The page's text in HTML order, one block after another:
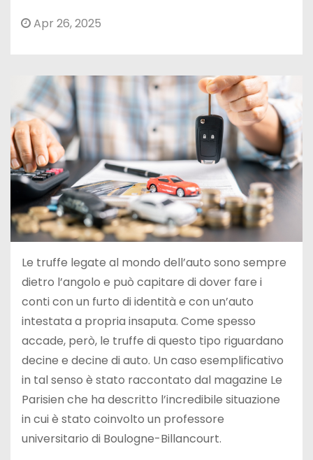
Apr 26, 2025
Le truffe legate al mondo dell’auto sono sempre
dietro l’angolo e può capitare di dover fare i
conti con un furto di identità e con un’auto
intestata a propria insaputa. Come spesso
accade, però, le truffe di questo tipo riguardano
decine e decine di auto. Un caso esemplificativo
in tal senso è stato raccontato dal magazine Le
Parisien che ha descritto l’incredibile situazione
in cui è stato coinvolto un professore
universitario di Boulogne-Billancourt.